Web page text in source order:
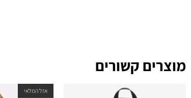
מוצרים קשורים
אזל המלאי